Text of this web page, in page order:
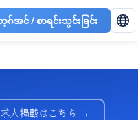
ဂ်အင် / စာရင်းသွင်းခြင်း
求人掲載はこちら →